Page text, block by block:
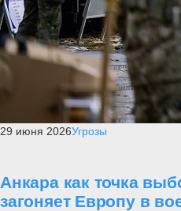
29 июня 2026Угрозы
Анкара как точка
загоняет Европу в